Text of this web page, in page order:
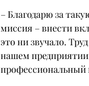
– Благодарю за
миссия – внести
это ни звучало.
нашем
профессиональный